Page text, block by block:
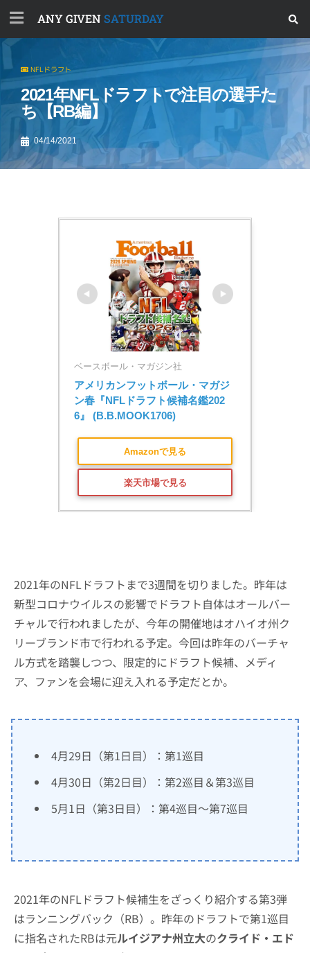
ANY GIVEN SATURDAY
NFLドラフト
2021年NFLドラフトで注目の選手た
ち【RB編】
04/14/2021
ベースボール・マガジン社
アメリカンフットボール・マガジ
ン春『NFLドラフト候補名鑑202
6』 (B.B.MOOK1706)
Amazonで見る
楽天市場で見る
2021年のNFLドラフトまで3週間を切りました。昨年は
新型コロナウイルスの影響でドラフト自体はオールバー
チャルで行われましたが、今年の開催地はオハイオ州ク
リーブランド市で行われる予定。今回は昨年のバーチャ
ル方式を踏襲しつつ、限定的にドラフト候補、メディ
ア、ファンを会場に迎え入れる予定だとか。
4月29日（第1日目）：第1巡目
4月30日（第2日目）：第2巡目＆第3巡目
5月1日（第3日目）：第4巡目〜第7巡目
2021年のNFLドラフト候補生をざっくり紹介する第3弾
はランニングバック（RB）。昨年のドラフトで第1巡目
に指名されたRBは元ルイジアナ州立大のクライド・エド